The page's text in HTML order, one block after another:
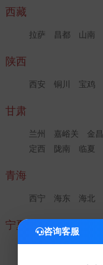
西藏
拉萨 昌都 山南
陕西
西安 铜川 宝鸡
甘肃
兰州 嘉峪关 金昌
定西
陇南 临夏
青海
西宁 海东 海北
宁夏 咨询客服